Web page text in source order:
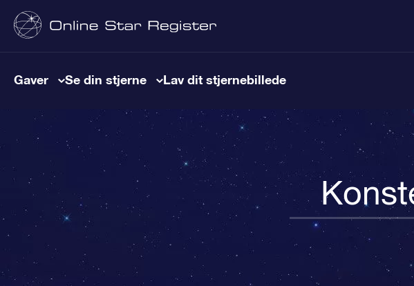
Gaver Se din stjerne Lav dit stjernebillede